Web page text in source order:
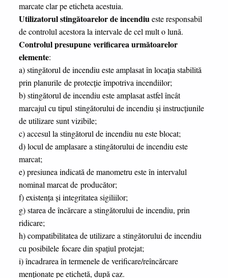
marcate clar pe eticheta acestuia.
Utilizatorul stingătoarelor de incendiueste responsabil
de controlul acestora la intervale de cel mult o lună.
Controlulpresupune verificarea următoarelor
elemente:
a) stingătorul de incendiu este amplasat în locaţia stabilită
prin planurile de protecţie împotriva incendiilor;
b) stingătorul de incendiu este amplasat astfel încât
marcajul cu tipul stingătorului de incendiu şi instrucţiunile
de utilizare sunt vizibile;
c) accesul la stingătorul de incendiu nu este blocat;
d) locul de amplasare a stingătorului de incendiu este
marcat;
e) presiunea indicată de manometru este în intervalul
nominal marcat de producător;
f) existenţa şi integritatea sigiliilor;
g) starea de încărcare a stingătorului de incendiu, prin
ridicare;
h) compatibilitatea de utilizare a stingătorului de incendiu
cu posibilele focare din spaţiul protejat;
i) încadrarea în termenele de verificare/reîncărcare
menţionate pe etichetă, după caz.